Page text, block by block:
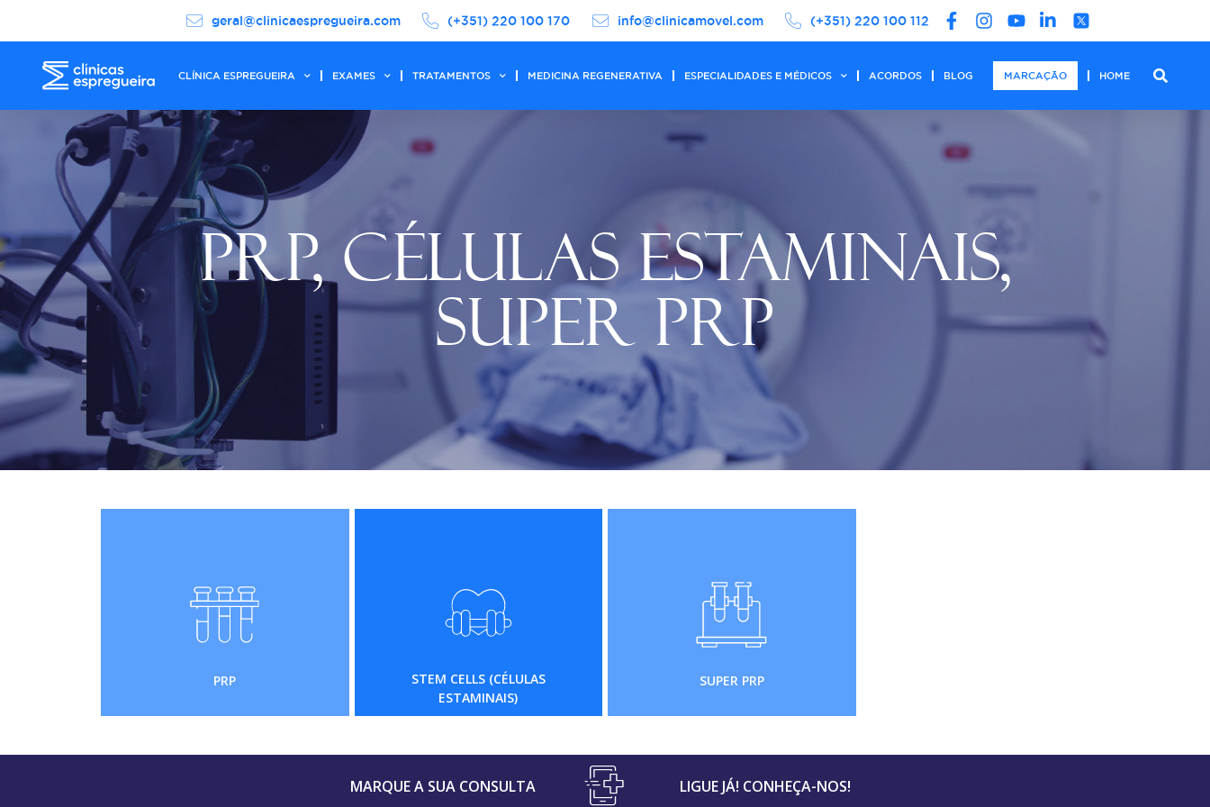
geral@clinicaespregueira.com (+351) 220 100 170 info@clinicamovel.com (+351) 220 100 112
CLÍNICA ESPREGUEIRA EXAMES TRATAMENTOS MEDICINA REGENERATIVA ESPECIALIDADES E MÉDICOS ACORDOS BLOG MARCAÇÃO HOME
PRP, CÉLULAS ESTAMINAIS,
SUPER PRP
PRP
STEM CELLS (CÉLULAS
ESTAMINAIS)
SUPER PRP
MARQUE A SUA CONSULTA LIGUE JÁ! CONHEÇA-NOS!